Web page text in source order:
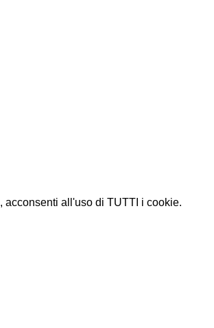
acconsenti all'uso di TUTTI i cookie.